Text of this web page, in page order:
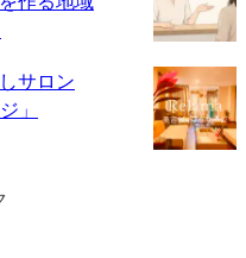
サロン
」